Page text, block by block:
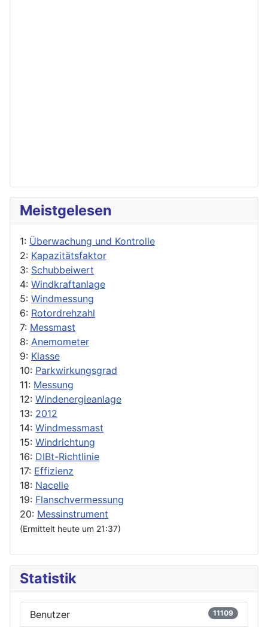
Meistgelesen
1: Überwachung und Kontrolle
2: Kapazitätsfaktor
3: Schubbeiwert
4: Windkraftanlage
5: Windmessung
6: Rotordrehzahl
7: Messmast
8: Anemometer
9: Klasse
10: Parkwirkungsgrad
11: Messung
12: Windenergieanlage
13: 2012
14: Windmessmast
15: Windrichtung
16: DIBt-Richtlinie
17: Effizienz
18: Nacelle
19: Flanschvermessung
20: Messinstrument
(Ermittelt heute um 21:37)
Statistik
Benutzer 11109